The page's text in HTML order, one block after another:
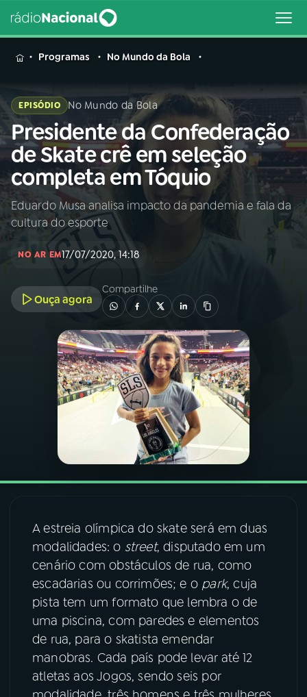
MENU
Buscar
na
Rádio
Nacional
Buscar
AO VIVO
01 INÍCIO
A RÁDIO
PROGRAMAÇÃO
PROGRAMAS
ÚLTIMAS
08FESTIVAL DE MÚSICA
ACOMPANHE A RÁDIO NACIONAL
YouTube Facebook
Instagram X
Programas No Mundo da Bola
EPISÓDIO No Mundo da Bola
Presidente da Confederação
de Skate crê em seleção
completa em Tóquio
Eduardo Musa analisa impacto da pandemia e fala da
cultura do esporte
NO AR EM17/07/2020, 14:18
Ouça agora
Compartilhe
A estreia olímpica do skate será em duas
modalidades: o street, disputado em um
cenário com obstáculos de rua, como
escadarias ou corrimões; e o park, cuja
pista tem um formato que lembra o de
uma piscina, com paredes e elementos
de rua, para o skatista emendar
manobras. Cada país pode levar até 12
atletas aos Jogos, sendo seis por